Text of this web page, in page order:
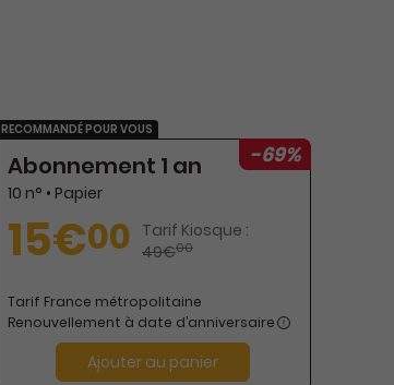
RECOMMANDÉ POUR VOUS
-69%
Abonnement 1 an
10 n° • Papier
15€00 Tarif Kiosque :
49€00
Tarif France métropolitaine
Renouvellement à date d’anniversaire
Ajouter au panier